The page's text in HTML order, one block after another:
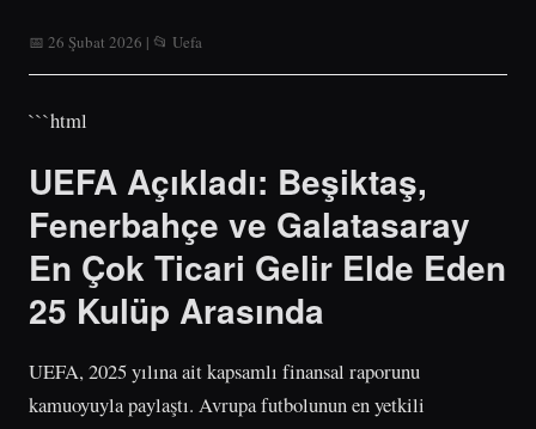
📅 26 Şubat 2026 | 📂 Uefa
```html
UEFA Açıkladı: Beşiktaş,
Fenerbahçe ve Galatasaray
En Çok Ticari Gelir Elde Eden
25 Kulüp Arasında
UEFA, 2025 yılına ait kapsamlı finansal raporunu
kamuoyuyla paylaştı. Avrupa futbolunun en yetkili